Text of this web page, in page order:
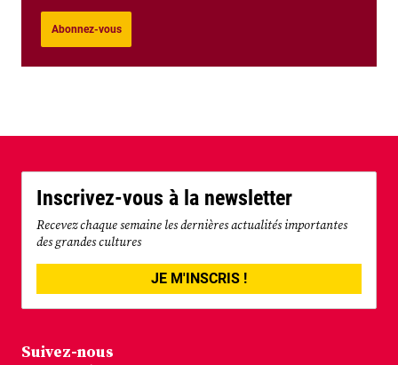
Abonnez-vous
Inscrivez-vous à la newsletter
Recevez chaque semaine les dernières actualités importantes
des grandes cultures
JE M'INSCRIS !
Suivez-nous